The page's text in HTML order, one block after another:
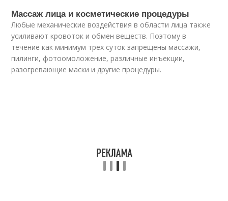
Массаж лица и косметические процедуры
Любые механические воздействия в области лица также
усиливают кровоток и обмен веществ. Поэтому в
течение как минимум трех суток запрещены массажи,
пилинги, фотоомоложение, различные инъекции,
разогревающие маски и другие процедуры.